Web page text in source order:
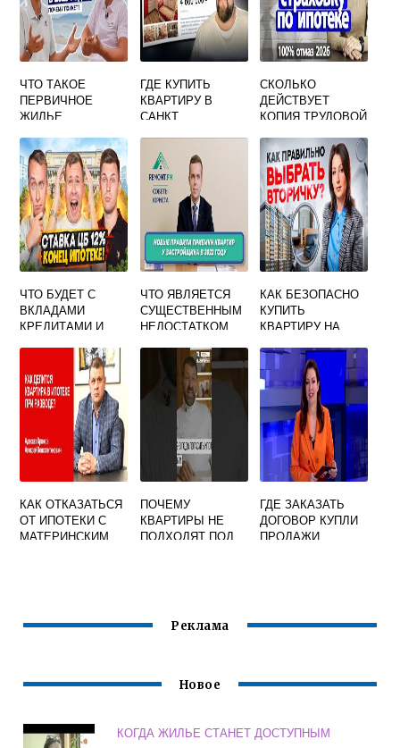
ЧТО ТАКОЕ
ПЕРВИЧНОЕ
ЖИЛЬЕ
ГДЕ КУПИТЬ
КВАРТИРУ В
САНКТ
НЕДОРОГО
СКОЛЬКО
ДЕЙСТВУЕТ
КОПИЯ ТРУДОВОЙ
ИПОТЕКИ
ЧТО БУДЕТ С
ВКЛАДАМИ
КРЕДИТАМИ И
ЧТО ЯВЛЯЕТСЯ
СУЩЕСТВЕННЫМ
НЕДОСТАТКОМ
КВАРТИРЫ В
НОВОСТРОЙКЕ С
ОТДЕЛКОЙ
КАК БЕЗОПАСНО
КУПИТЬ
КВАРТИРУ НА
РЫНКЕ
КАК ОТКАЗАТЬСЯ
ОТ ИПОТЕКИ С
МАТЕРИНСКИМ
ПОЧЕМУ
КВАРТИРЫ НЕ
ПОДХОДЯТ ПОД
ГДЕ ЗАКАЗАТЬ
ДОГОВОР КУПЛИ
ПРОДАЖИ
Реклама
Новое
КОГДА ЖИЛЬЕ СТАНЕТ ДОСТУПНЫМ